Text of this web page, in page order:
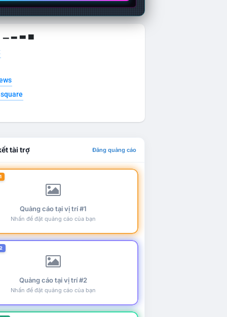
▁ ▂ ▃ ▄
tài trợ Đăng quảng cáo
Quảng cáo tại vị trí #1
Nhấn để đặt quảng cáo của bạn
Quảng cáo tại vị trí #2
Nhấn để đặt quảng cáo của bạn